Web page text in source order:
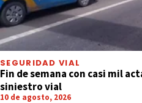
SEGURIDAD VIAL
Fin de semana con casi mil
siniestro vial
10 de agosto, 2026